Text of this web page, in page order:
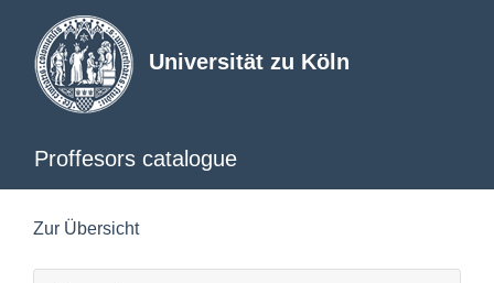
Universität zu Köln
Proffesors catalogue
Zur Übersicht